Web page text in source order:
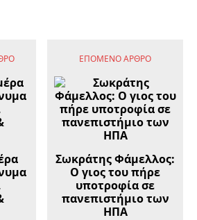
ΕΠΌΜΕΝΟ ΆΡΘΡΟ
Σωκράτης Φάμελλος:
Ο γιος του πήρε
υποτροφία σε
πανεπιστήμιο των
ΗΠΑ